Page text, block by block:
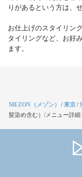
りがあるという方は、
お仕上げのスタイリン
タイリングなど、お好
ます。
MEZON（メゾン） /東京/
髪染め含む）/メニュー詳細